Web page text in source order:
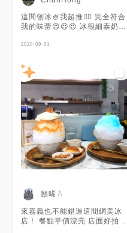
這間刨冰🍧我超推👍🏻 完全符合
我的味蕾😍😍😍 冰很細泰奶味
也可以吃完～ 大理石控會喜歡
2020-09-01
頤晞☃
來嘉義也不能錯過這間網美冰
店！ 餐點平價漂亮 店面好拍 常